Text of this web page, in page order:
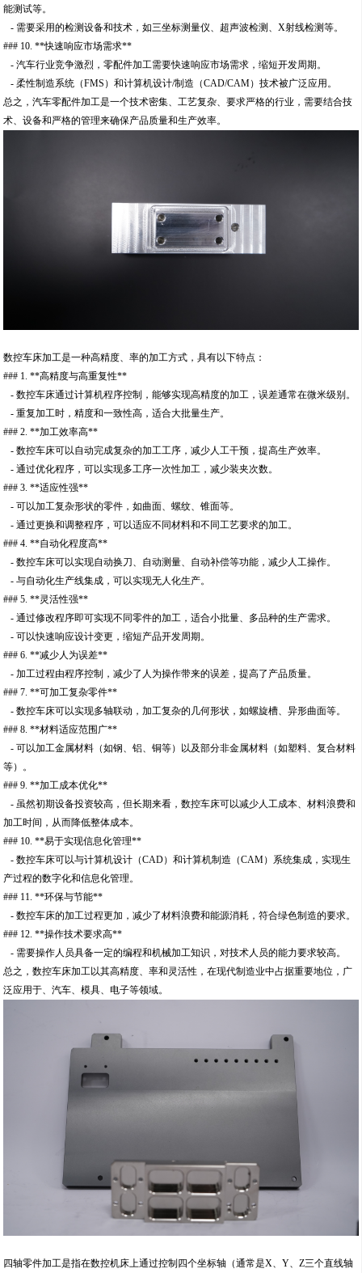
能测试等。
- 需要采用的检测设备和技术，如三坐标测量仪、超声波检测、X射线检测等。
### 10. **快速响应市场需求**
- 汽车行业竞争激烈，零配件加工需要快速响应市场需求，缩短开发周期。
- 柔性制造系统（FMS）和计算机设计/制造（CAD/CAM）技术被广泛应用。
总之，汽车零配件加工是一个技术密集、工艺复杂、要求严格的行业，需要结合技
术、设备和严格的管理来确保产品质量和生产效率。
数控车床加工是一种高精度、率的加工方式，具有以下特点：
### 1. **高精度与高重复性**
- 数控车床通过计算机程序控制，能够实现高精度的加工，误差通常在微米级别。
- 重复加工时，精度和一致性高，适合大批量生产。
### 2. **加工效率高**
- 数控车床可以自动完成复杂的加工工序，减少人工干预，提高生产效率。
- 通过优化程序，可以实现多工序一次性加工，减少装夹次数。
### 3. **适应性强**
- 可以加工复杂形状的零件，如曲面、螺纹、锥面等。
- 通过更换和调整程序，可以适应不同材料和不同工艺要求的加工。
### 4. **自动化程度高**
- 数控车床可以实现自动换刀、自动测量、自动补偿等功能，减少人工操作。
- 与自动化生产线集成，可以实现无人化生产。
### 5. **灵活性强**
- 通过修改程序即可实现不同零件的加工，适合小批量、多品种的生产需求。
- 可以快速响应设计变更，缩短产品开发周期。
### 6. **减少人为误差**
- 加工过程由程序控制，减少了人为操作带来的误差，提高了产品质量。
### 7. **可加工复杂零件**
- 数控车床可以实现多轴联动，加工复杂的几何形状，如螺旋槽、异形曲面等。
### 8. **材料适应范围广**
- 可以加工金属材料（如钢、铝、铜等）以及部分非金属材料（如塑料、复合材料
等）。
### 9. **加工成本优化**
- 虽然初期设备投资较高，但长期来看，数控车床可以减少人工成本、材料浪费和
加工时间，从而降低整体成本。
### 10. **易于实现信息化管理**
- 数控车床可以与计算机设计（CAD）和计算机制造（CAM）系统集成，实现生
产过程的数字化和信息化管理。
### 11. **环保与节能**
- 数控车床的加工过程更加，减少了材料浪费和能源消耗，符合绿色制造的要求。
### 12. **操作技术要求高**
- 需要操作人员具备一定的编程和机械加工知识，对技术人员的能力要求较高。
总之，数控车床加工以其高精度、率和灵活性，在现代制造业中占据重要地位，广
泛应用于、汽车、模具、电子等领域。
四轴零件加工是指在数控机床上通过控制四个坐标轴（通常是X、Y、Z三个直线轴